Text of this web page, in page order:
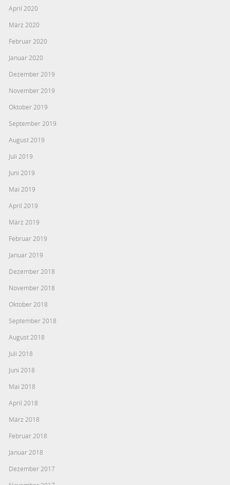
April 2020
März 2020
Februar 2020
Januar 2020
Dezember 2019
November 2019
Oktober 2019
September 2019
August 2019
Juli 2019
Juni 2019
Mai 2019
April 2019
März 2019
Februar 2019
Januar 2019
Dezember 2018
November 2018
Oktober 2018
September 2018
August 2018
Juli 2018
Juni 2018
Mai 2018
April 2018
März 2018
Februar 2018
Januar 2018
Dezember 2017